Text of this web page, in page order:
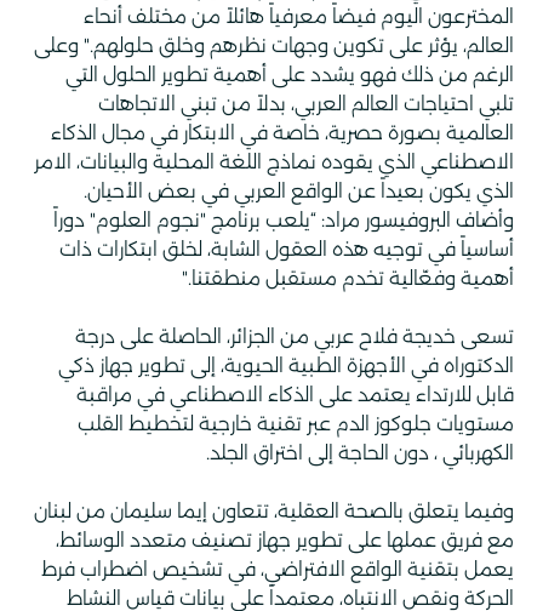
المخترعون اليوم فيضاً معرفياً هائلاً من مختلف أنحاء
العالم، يؤثر على تكوين وجهات نظرهم وخلق حلولهم." وعلى
الرغم من ذلك فهو يشدد على أهمية تطوير الحلول التي
تلبي احتياجات العالم العربي، بدلاً من تبني الاتجاهات
العالمية بصورة حصرية، خاصة في الابتكار في مجال الذكاء
الاصطناعي الذي يقوده نماذج اللغة المحلية والبيانات، الامر
الذي يكون بعيداً عن الواقع العربي في بعض الأحيان.
وأضاف البروفيسور مراد: “يلعب برنامج "نجوم العلوم" دوراً
أساسياً في توجيه هذه العقول الشابة، لخلق ابتكارات ذات
أهمية وفعّالية تخدم مستقبل منطقتنا."
تسعى خديجة فلاح عربي من الجزائر، الحاصلة على درجة
الدكتوراه في الأجهزة الطبية الحيوية، إلى تطوير جهاز ذكي
قابل للارتداء يعتمد على الذكاء الاصطناعي في مراقبة
مستويات جلوكوز الدم عبر تقنية خارجية لتخطيط القلب
الكهربائي ، دون الحاجة إلى اختراق الجلد.
وفيما يتعلق بالصحة العقلية، تتعاون إيما سليمان من لبنان
مع فريق عملها على تطوير جهاز تصنيف متعدد الوسائط،
يعمل بتقنية الواقع الافتراضي، في تشخيص اضطراب فرط
الحركة ونقص الانتباه، معتمداً على بيانات قياس النشاط